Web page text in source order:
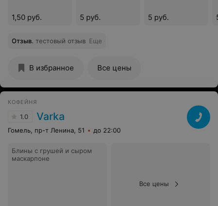
1,50 руб. 5 руб. 5 руб.
Отзыв. тестовый отзыв Еще
В избранное Все цены
КОФЕЙНЯ
1.0 Varka
Гомель, пр-т Ленина, 51 до 22:00
Блины с грушей и сыром
маскарпоне
Все цены